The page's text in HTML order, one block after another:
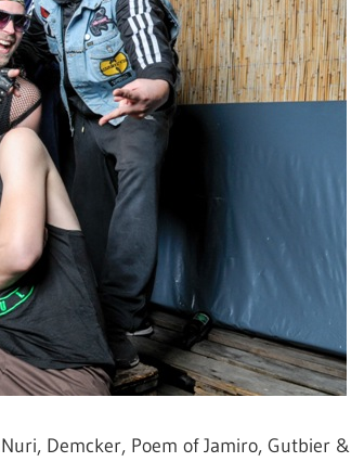
Demcker, Poem of Jamiro, Gutbier &